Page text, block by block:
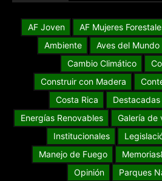
AF Joven AF Mujeres
Ambiente
Aves del Mundo
Cambio Climático
Construir con Madera
Costa Rica
Destacadas
Energías Renovables
Galería de
Institucionales
Manejo de Fuego
Opinión
Parques